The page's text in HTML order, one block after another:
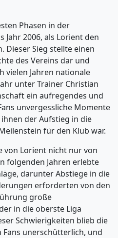
Phasen in der
Jahr 2006, als Lorient den
Dieser Sieg stellte einen
des Vereins dar und
vielen Jahren nationale
unter Trainer Christian
ein aufregendes und
unvergessliche Momente
der Aufstieg in die
für den Klub war.
von Lorient nicht nur von
folgenden Jahren erlebte
darunter Abstiege in die
erforderten von den
große
in die oberste Liga
Schwierigkeiten blieb die
unerschütterlich, und